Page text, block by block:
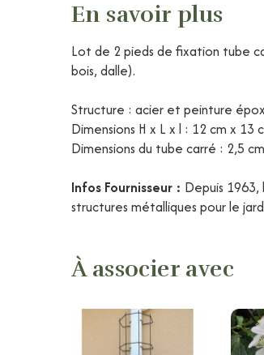
En savoir plus
Lot de 2 pieds de fixation tube
bois, dalle).
Structure : acier et peinture
Dimensions H x L x l : 12 cm x 13
Dimensions du tube carré : 2,5
Infos Fournisseur : Depuis
structures métalliques pour le
À associer avec